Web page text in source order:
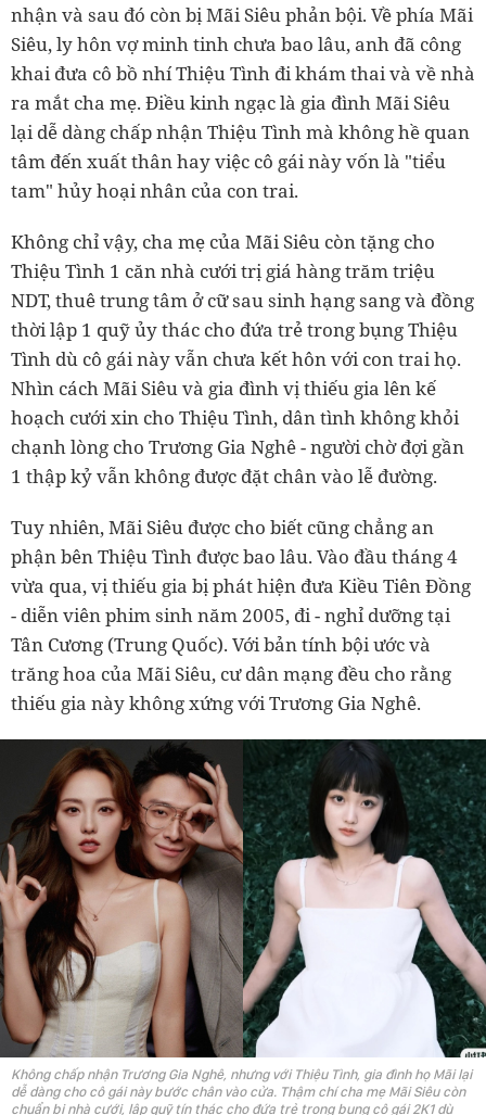
nhận và sau đó còn bị Mãi Siêu phản bội. Về phía Mãi
Siêu, ly hôn vợ minh tinh chưa bao lâu, anh đã công
khai đưa cô bồ nhí Thiệu Tình đi khám thai và về nhà
ra mắt cha mẹ. Điều kinh ngạc là gia đình Mãi Siêu
lại dễ dàng chấp nhận Thiệu Tình mà không hề quan
tâm đến xuất thân hay việc cô gái này vốn là "tiểu
tam" hủy hoại nhân của con trai.
Không chỉ vậy, cha mẹ của Mãi Siêu còn tặng cho
Thiệu Tình 1 căn nhà cưới trị giá hàng trăm triệu
NDT, thuê trung tâm ở cữ sau sinh hạng sang và đồng
thời lập 1 quỹ ủy thác cho đứa trẻ trong bụng Thiệu
Tình dù cô gái này vẫn chưa kết hôn với con trai họ.
Nhìn cách Mãi Siêu và gia đình vị thiếu gia lên kế
hoạch cưới xin cho Thiệu Tình, dân tình không khỏi
chạnh lòng cho Trương Gia Nghê - người chờ đợi gần
1 thập kỷ vẫn không được đặt chân vào lễ đường.
Tuy nhiên, Mãi Siêu được cho biết cũng chẳng an
phận bên Thiệu Tình được bao lâu. Vào đầu tháng 4
vừa qua, vị thiếu gia bị phát hiện đưa Kiều Tiên Đồng
- diễn viên phim sinh năm 2005, đi - nghỉ dưỡng tại
Tân Cương (Trung Quốc). Với bản tính bội ước và
trăng hoa của Mãi Siêu, cư dân mạng đều cho rằng
thiếu gia này không xứng với Trương Gia Nghê.
Không chấp nhận Trương Gia Nghê, nhưng với Thiệu Tình, gia đình họ Mãi lại
dễ dàng cho cô gái này bước chân vào cửa. Thậm chí cha mẹ Mãi Siêu còn
chuẩn bị nhà cưới, lập quỹ tín thác cho đứa trẻ trong bụng cô gái 2K1 dù